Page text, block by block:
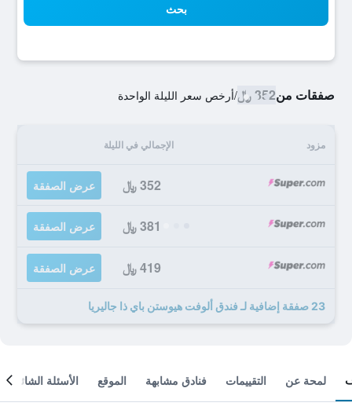
بحث
صفقات من352 ﷼ /أرخص سعر الليلة الواحدة
مزود الإجمالي في الليلة
352 ﷼ عرض الصفقة
381 ﷼ عرض الصفقة
419 ﷼ عرض الصفقة
23 صفقة إضافية لـ فندق ألوفت هيوستن باي ذا جاليريا
لمحة عن التقييمات فنادق مشابهة الموقع الأسئلة الشائعة